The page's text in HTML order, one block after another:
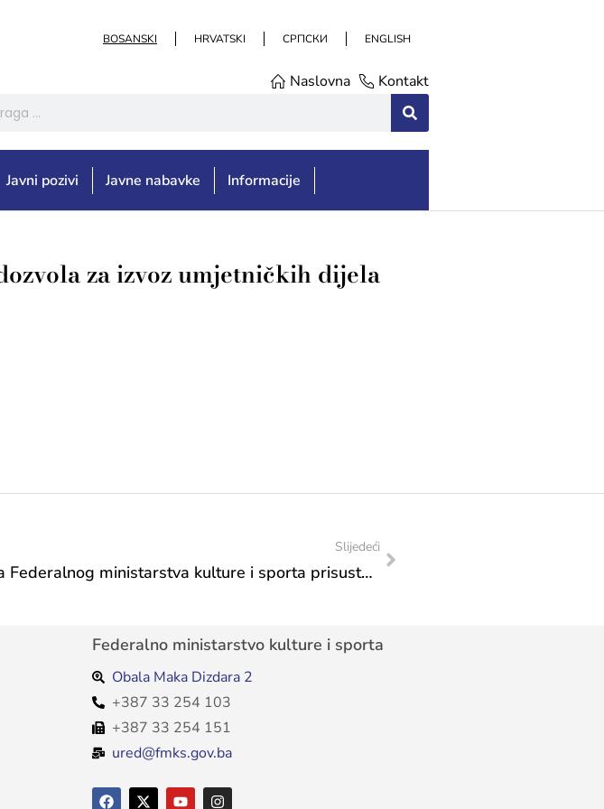
BOSANSKI HRVATSKI СРПСКИ ENGLISH
Naslovna Kontakt
Javni pozivi Javne nabavke Informacije
za izvoz umjetničkih dijela
Slijedeći
Predstavnica Federalnog ministarstva kulture i sporta prisustvovala otvaranju VIII Međunarodnog Konjic Summer Festa 2026.
Federalno ministarstvo kulture i sporta
Obala Maka Dizdara 2
+387 33 254 103
+387 33 254 151
ured@fmks.gov.ba